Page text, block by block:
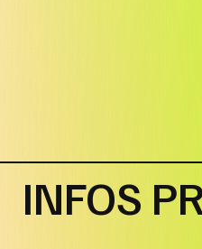
INFOS